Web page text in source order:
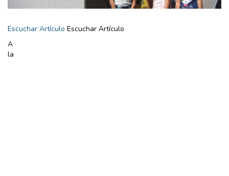
Escuchar Artículo Escuchar Artículo
A
la